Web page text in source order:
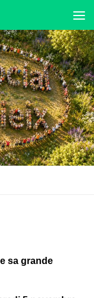
sa grande